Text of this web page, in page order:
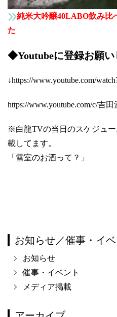
純米大吟醸40LABO飲み比
た
◆Youtubeに登録お願い
↓https://www.youtube.com/
https://www.youtube.com/c/吉
※白龍TVの当日のスケジュー
載してます。
「雪室のお酒って？」
お知らせ／催事・イベ
お知らせ
催事・イベント
メディア掲載